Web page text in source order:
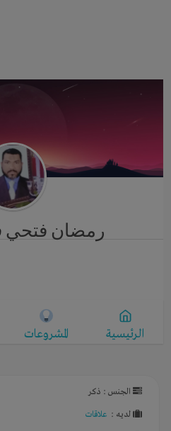
رمضان فتحي
الرئيسية المشروعات
الجنس : ذكر
لديـه : علاقات